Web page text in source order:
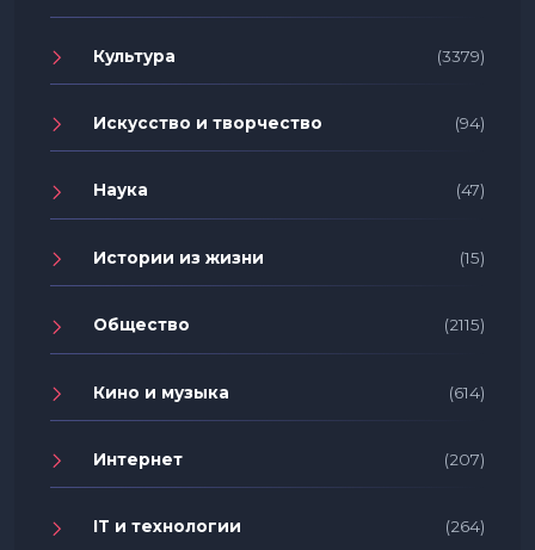
Культура (3379)
Искусство и творчество (94)
Наука (47)
Истории из жизни (15)
Общество (2115)
Кино и музыка (614)
Интернет (207)
IT и технологии (264)